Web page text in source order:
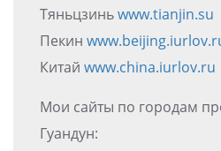
Тяньцзиньwww.tianjin.su
Пекин
Китай www.china.iurlov.ru
Мои сайты по городам
Гуандун: